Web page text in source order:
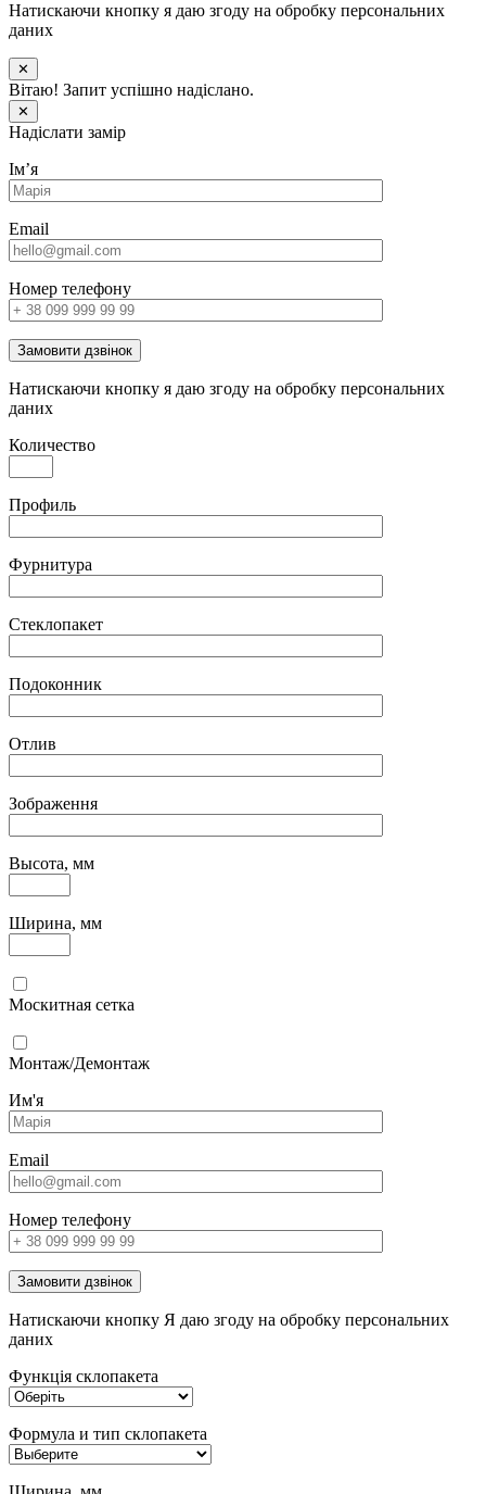
Натискаючи кнопку я даю згоду на обробку персональних
даних
✕
Вітаю! Запит успішно надіслано.
✕
Надіслати замір
Імʼя
Email
Номер телефону
Замовити дзвінок
Натискаючи кнопку я даю згоду на обробку персональних
даних
Количество
Профиль
Фурнитура
Стеклопакет
Подоконник
Отлив
Зображення
Высота, мм
Ширина, мм
Москитная сетка
Монтаж/Демонтаж
Им'я
Email
Номер телефону
Замовити дзвінок
Натискаючи кнопку Я даю згоду на обробку персональних
даних
Функція склопакета
Формула и тип склопакета